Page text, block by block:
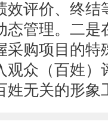
效评价、终结
态管理。二是
采购项目的特
观众（百姓
姓无关的形象